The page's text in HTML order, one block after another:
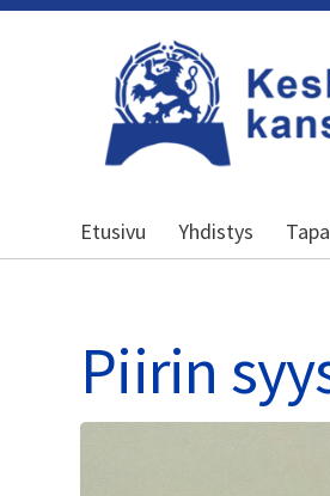
Keski-Suomen
Etusivu Yhdistys
Piirin